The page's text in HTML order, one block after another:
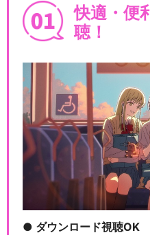
快適・便
聴！
ダウンロード視聴OK